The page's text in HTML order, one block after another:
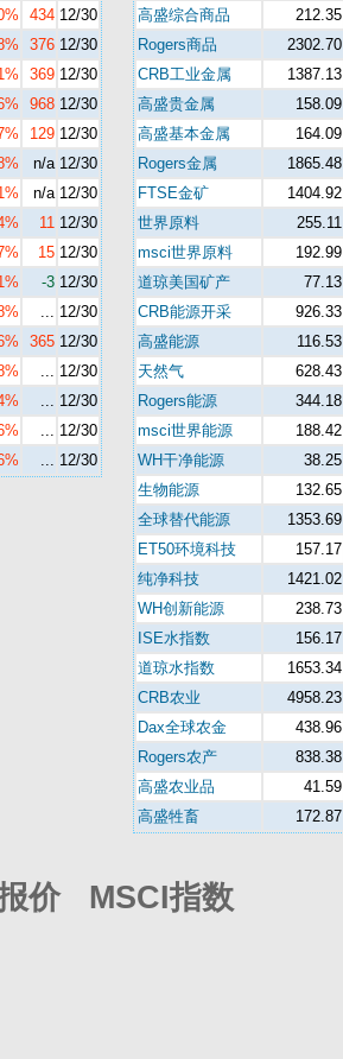
434 12/30
376 12/30
369 12/30
968 12/30
129 12/30
n/a 12/30
n/a 12/30
11 12/30
15 12/30
-3 12/30
... 12/30
365 12/30
... 12/30
... 12/30
... 12/30
... 12/30
高盛综合商品
212.35
Rogers商品
2302.70
CRB工业金属
1387.13
高盛贵金属
158.09
高盛基本金属
164.09
Rogers金属
1865.48
FTSE金矿
1404.92
世界原料
255.11
msci世界原料
192.99
道琼美国矿产
77.13
CRB能源开采
926.33
高盛能源
116.53
天然气
628.43
Rogers能源
344.18
msci世界能源
188.42
WH干净能源
38.25
生物能源
132.65
全球替代能源
1353.69
ET50环境科技
157.17
纯净科技
1421.02
WH创新能源
238.73
ISE水指数
156.17
道琼水指数
1653.34
CRB农业
4958.23
Dax全球农金
438.96
Rogers农产
838.38
高盛农业品
41.59
高盛牲畜
172.87
价 MSCI指数